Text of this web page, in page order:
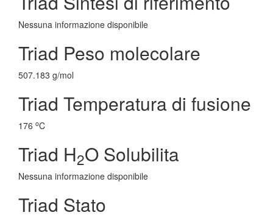
Nessuna informazione disponibile
Triad Peso molecolare
507.183 g/mol
Triad Temperatura di fusione
176 oC
Triad H2O Solubilita
Nessuna informazione disponibile
Triad Stato